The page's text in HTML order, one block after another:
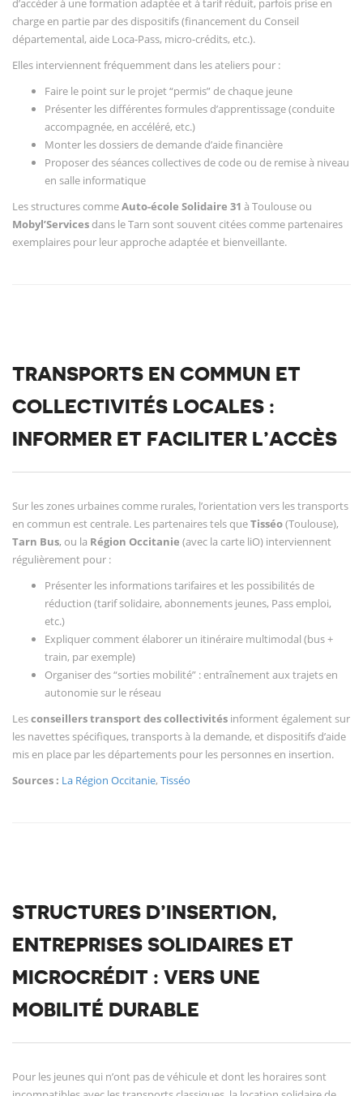
d’accéder à une formation adaptée et à tarif réduit, parfois prise en
charge en partie par des dispositifs (financement du Conseil
départemental, aide Loca-Pass, micro-crédits, etc.).
Elles interviennent fréquemment dans les ateliers pour :
Faire le point sur le projet “permis” de chaque jeune
Présenter les différentes formules d’apprentissage (conduite
accompagnée, en accéléré, etc.)
Monter les dossiers de demande d’aide financière
Proposer des séances collectives de code ou de remise à niveau
en salle informatique
Les structures commeAuto-école Solidaire 31 à Toulouse ou
Mobyl’Servicesdans le Tarn sont souvent citées comme partenaires
exemplaires pour leur approche adaptée et bienveillante.
TRANSPORTS EN COMMUN ET
COLLECTIVITÉS LOCALES :
INFORMER ET FACILITER L’ACCÈS
Sur les zones urbaines comme rurales, l’orientation vers les transports
en commun est centrale. Les partenaires tels queTisséo(Toulouse),
Tarn Bus, ou la Région Occitanie (avec la carte liO) interviennent
régulièrement pour :
Présenter les informations tarifaires et les possibilités de
réduction (tarif solidaire, abonnements jeunes, Pass emploi,
etc.)
Expliquer comment élaborer un itinéraire multimodal (bus +
train, par exemple)
Organiser des “sorties mobilité” : entraînement aux trajets en
autonomie sur le réseau
Lesconseillers transport des collectivités informent également sur
les navettes spécifiques, transports à la demande, et dispositifs d’aide
mis en place par les départements pour les personnes en insertion.
Sources : La Région Occitanie, Tisséo
STRUCTURES D’INSERTION,
ENTREPRISES SOLIDAIRES ET
MICROCRÉDIT : VERS UNE
MOBILITÉ DURABLE
Pour les jeunes qui n’ont pas de véhicule et dont les horaires sont